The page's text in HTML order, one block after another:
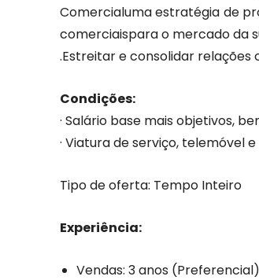
Comercialuma estratégia de
comerciaispara o mercado da
.Estreitar e consolidar relações
Condições:
· Salário base mais objetivos,
· Viatura de serviço, telemóvel
Tipo de oferta: Tempo Inteiro
Experiência:
Vendas: 3 anos (Preferencial)